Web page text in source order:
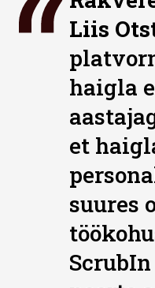
Liis
haigla
et
suures